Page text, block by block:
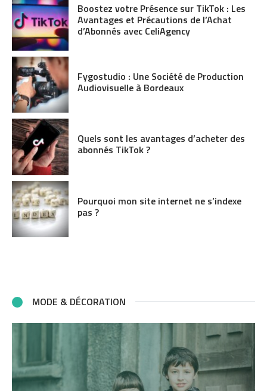
Boostez votre Présence sur TikTok : Les
Avantages et Précautions de l’Achat
d’Abonnés avec CeliAgency
Fygostudio : Une Société de Production
Audiovisuelle à Bordeaux
Quels sont les avantages d’acheter des
abonnés TikTok ?
Pourquoi mon site internet ne s’indexe
pas ?
MODE & DÉCORATION